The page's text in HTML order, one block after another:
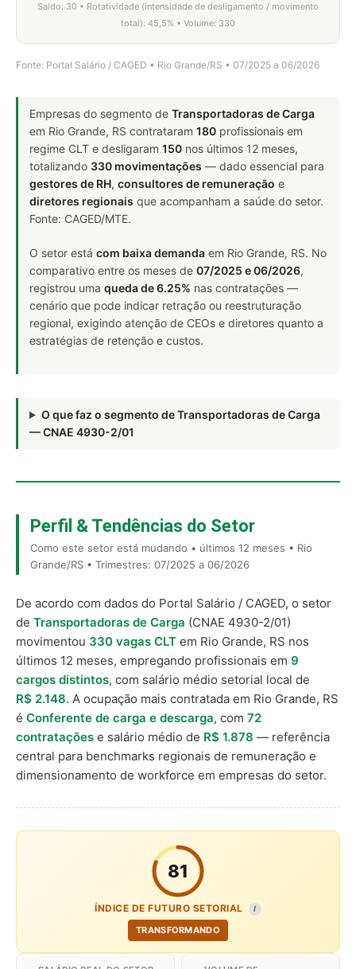
Saldo: 30 • Rotatividade (intensidade de desligamento / movimento
total): 45,5% • Volume: 330
Fonte: Portal Salário / CAGED • Rio Grande/RS • 07/2025 a 06/2026
Empresas do segmento de Transportadoras de Carga
em Rio Grande, RS contrataram 180 profissionais em
regime CLT e desligaram 150 nos últimos 12 meses,
totalizando 330 movimentações — dado essencial para
gestores de RH, consultores de remuneração e
diretores regionais que acompanham a saúde do setor.
Fonte: CAGED/MTE.
O setor está com baixa demanda em Rio Grande, RS. No
comparativo entre os meses de 07/2025 e 06/2026,
registrou uma queda de 6.25% nas contratações —
cenário que pode indicar retração ou reestruturação
regional, exigindo atenção de CEOs e diretores quanto a
estratégias de retenção e custos.
O que faz o segmento de Transportadoras de Carga
— CNAE 4930-2/01
Perfil & Tendências do Setor
Como este setor está mudando • últimos 12 meses • Rio
Grande/RS • Trimestres: 07/2025 a 06/2026
De acordo com dados do Portal Salário / CAGED, o setor
de Transportadoras de Carga (CNAE 4930-2/01)
movimentou 330 vagas CLT em Rio Grande, RS nos
últimos 12 meses, empregando profissionais em 9
cargos distintos, com salário médio setorial local de
R$ 2.148. A ocupação mais contratada em Rio Grande, RS
é Conferente de carga e descarga, com 72
contratações e salário médio de R$ 1.878 — referência
central para benchmarks regionais de remuneração e
dimensionamento de workforce em empresas do setor.
81
ÍNDICE DE FUTURO SETORIAL I
TRANSFORMANDO